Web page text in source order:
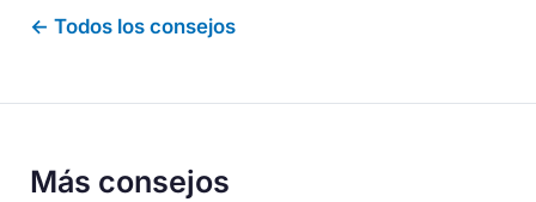
← Todos los consejos
Más consejos